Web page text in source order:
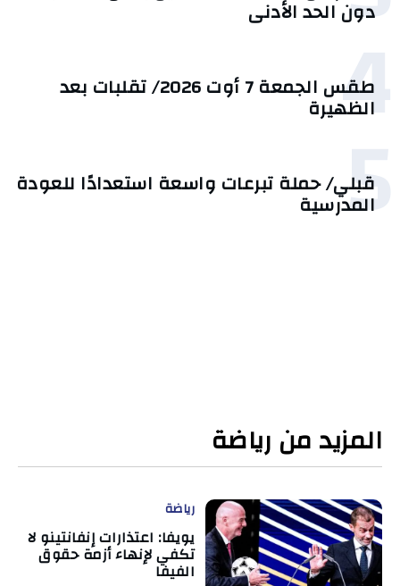
دون الحد الأدنى
4 طقس الجمعة 7 أوت 2026/ تقلبات بعد
الظهيرة
5
قبلي/ حملة تبرعات واسعة استعدادًا للعودة
المدرسية
المزيد من رياضة
رياضة
يويفا: اعتذارات إنفانتينو لا
تكفي لإنهاء أزمة حقوق
الفيفا